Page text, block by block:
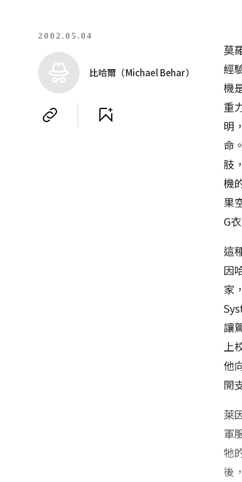
2002.05.04
比哈爾（Michael Behar）
莫
經
機
重
明
命
肢
機
果
G
這
因
家
讓
上
他
開
萊
軍
牠
後